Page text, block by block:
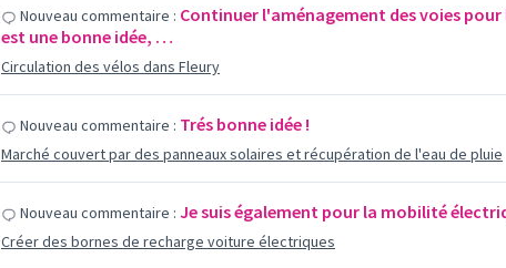
Nouveau commentaire : Continuer l'aménagement des voies pour
est une bonne idée, …
Circulation des vélos dans Fleury
Nouveau commentaire : Trés bonne idée !
Marché couvert par des panneaux solaires et récupération de l'eau de pluie
Nouveau commentaire : Je suis également pour la mobilité
Créer des bornes de recharge voiture électriques